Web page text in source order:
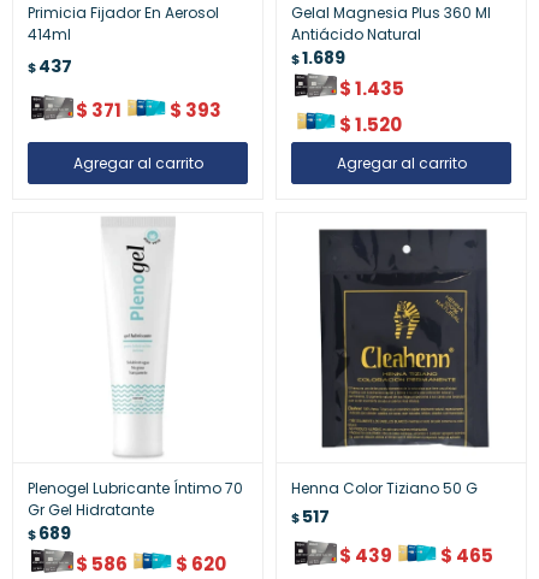
Primicia Fijador En Aerosol
414ml
$437
$ 371 $ 393
Gelal Magnesia Plus 360 Ml
Antiácido Natural
$1.689
$1.435
$1.520
Plenogel Lubricante Íntimo 70
Gr Gel Hidratante
$689
$ 586 $ 620
Henna Color Tiziano 50 G
$517
$ 439 $ 465